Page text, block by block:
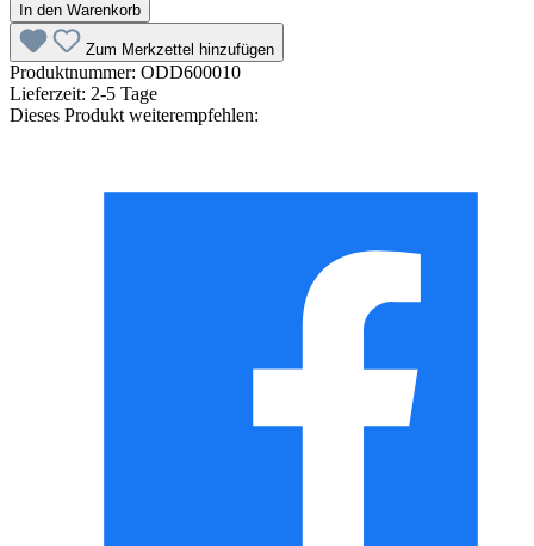
In den Warenkorb
Zum Merkzettel hinzufügen
Produktnummer: ODD600010
Lieferzeit: 2-5 Tage
Dieses Produkt weiterempfehlen: